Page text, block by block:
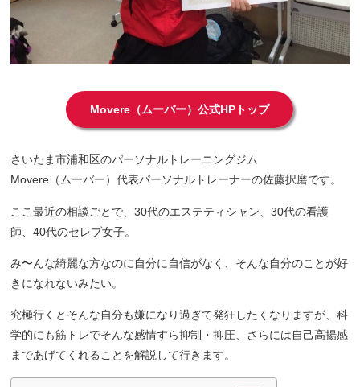
Movere（ムーバー）公式HPトップ
さいたま市浦和区のパーソナルトレーニングジム
Movere（ムーバー）代表パーソナルトレーナーの佐藤択磨です。
ここ最近の相談ごとで、30代のエステティシャン、30代の看護
師、40代のセレブ女子。
み〜んな綺麗な方なのに自分に自信がなく、そんな自分のことが好
きになれないみたい。
究極行くとそんな自分も嫌になり過ぎて発狂したくなりますが、科
学的にも筋トレでそんな感情すら抑制・抑圧、さらには自己高揚感
まであげてくれることを解説して行きます。